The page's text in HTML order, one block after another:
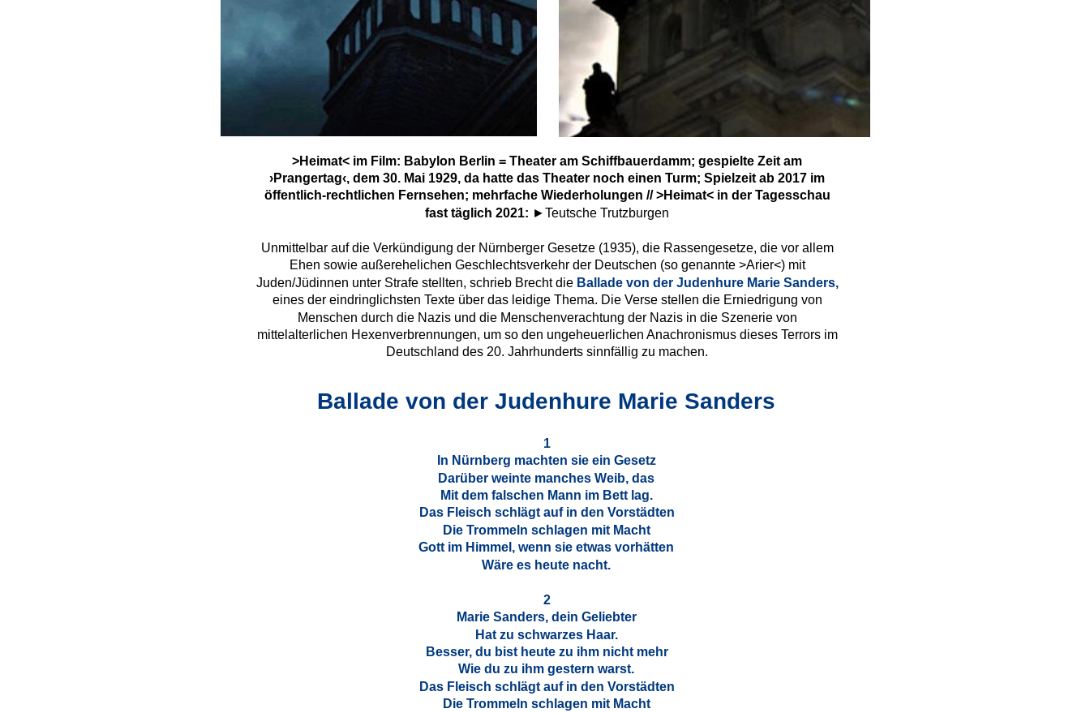
>Heimat< im Film: Babylon Berlin = Theater am Schiffbauerdamm; gespielte Zeit am
›Prangertag‹, dem 30. Mai 1929, da hatte das Theater noch einen Turm; Spielzeit ab 2017 im
öffentlich-rechtlichen Fernsehen; mehrfache Wiederholungen // >Heimat< in der Tagesschau
fast täglich 2021: ►Teutsche Trutzburgen
Unmittelbar auf die Verkündigung der Nürnberger Gesetze (1935), die Rassengesetze, die vor allem
Ehen sowie außerehelichen Geschlechtsverkehr der Deutschen (so genannte >Arier<) mit
Juden/Jüdinnen unter Strafe stellten, schrieb Brecht die Ballade von der Judenhure Marie Sanders,
eines der eindringlichsten Texte über das leidige Thema. Die Verse stellen die Erniedrigung von
Menschen durch die Nazis und die Menschenverachtung der Nazis in die Szenerie von
mittelalterlichen Hexenverbrennungen, um so den ungeheuerlichen Anachronismus dieses Terrors im
Deutschland des 20. Jahrhunderts sinnfällig zu machen.
Ballade von der Judenhure Marie Sanders
1
In Nürnberg machten sie ein Gesetz
Darüber weinte manches Weib, das
Mit dem falschen Mann im Bett lag.
Das Fleisch schlägt auf in den Vorstädten
Die Trommeln schlagen mit Macht
Gott im Himmel, wenn sie etwas vorhätten
Wäre es heute nacht.
2
Marie Sanders, dein Geliebter
Hat zu schwarzes Haar.
Besser, du bist heute zu ihm nicht mehr
Wie du zu ihm gestern warst.
Das Fleisch schlägt auf in den Vorstädten
Die Trommeln schlagen mit Macht